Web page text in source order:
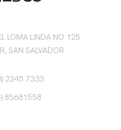
LOMA LINDA NO 125
SAN SALVADOR
2245 7333
85681558